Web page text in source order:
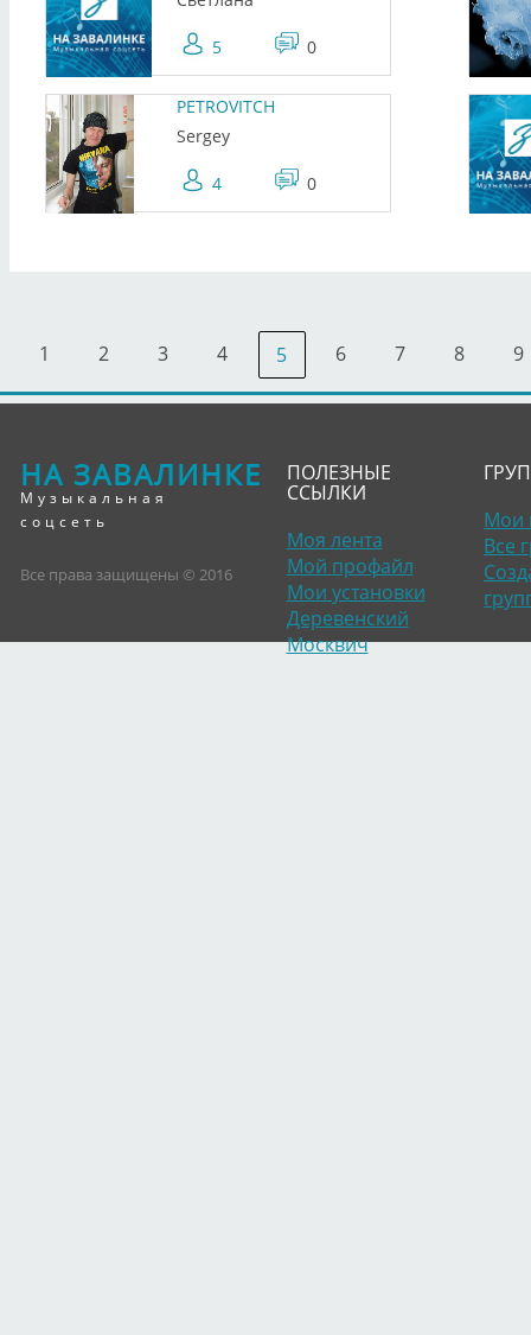
5 0
PETROVITCH
Sergey
4 0
1 2 3 4 5 6 7 8 9
НА ЗАВАЛИНКЕ
Музыкальная
соцсеть
Все права защищены © 2016
ПОЛЕЗНЫЕ
ССЫЛКИ
Моя лента
Мой профайл
Мои установки
Деревенский
Москвич
Мои
Все